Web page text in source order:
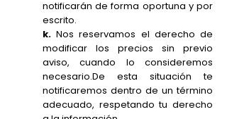
notificarán de forma oportuna y por
escrito.
k. Nos reservamos el derecho de
modificar los precios sin previo
aviso, cuando lo consideremos
necesario.De esta situación te
notificaremos dentro de un término
adecuado, respetando tu derecho